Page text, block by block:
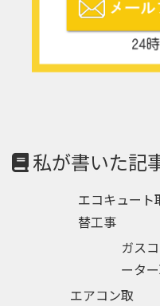
私が書いた記
エコキュート
替工事
ガス
ータ
エアコン取